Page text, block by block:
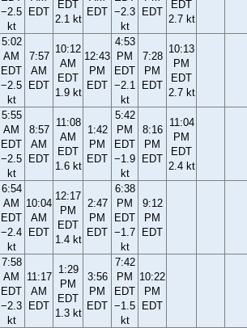
−2.5
kt
EDT
EDT
2.1 kt
EDT −2.3
kt
EDT
EDT
2.7 kt
5:02
AM
EDT
−2.5
kt
7:57
AM
EDT
10:12
AM
EDT
1.9 kt
12:43
PM
EDT
4:53
PM
EDT
−2.1
kt
7:28
PM
EDT
10:13
PM
EDT
2.7 kt
5:55
AM
EDT
−2.5
kt
8:57
AM
EDT
11:08
AM
EDT
1.6 kt
1:42
PM
EDT
5:42
PM
EDT
−1.9
kt
8:16
PM
EDT
11:04
PM
EDT
2.4 kt
6:54
AM
EDT
−2.4
kt
10:04
AM
EDT
12:17
PM
EDT
1.4 kt
2:47
PM
EDT
6:38
PM
EDT
−1.7
kt
9:12
PM
EDT
7:58
AM
EDT
−2.3
kt
11:17
AM
EDT
1:29
PM
EDT
1.3 kt
3:56
PM
EDT
7:42
PM
EDT
−1.5
kt
10:22
PM
EDT